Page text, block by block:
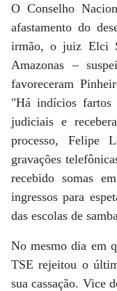
O Conselho
afastamento do
irmão, o juiz Elci
Amazonas –
favoreceram
"Há indícios fartos
judiciais e
processo, Felipe
gravações
recebido somas
ingressos para
das escolas de
No mesmo dia em
TSE rejeitou o
sua cassação. Vice